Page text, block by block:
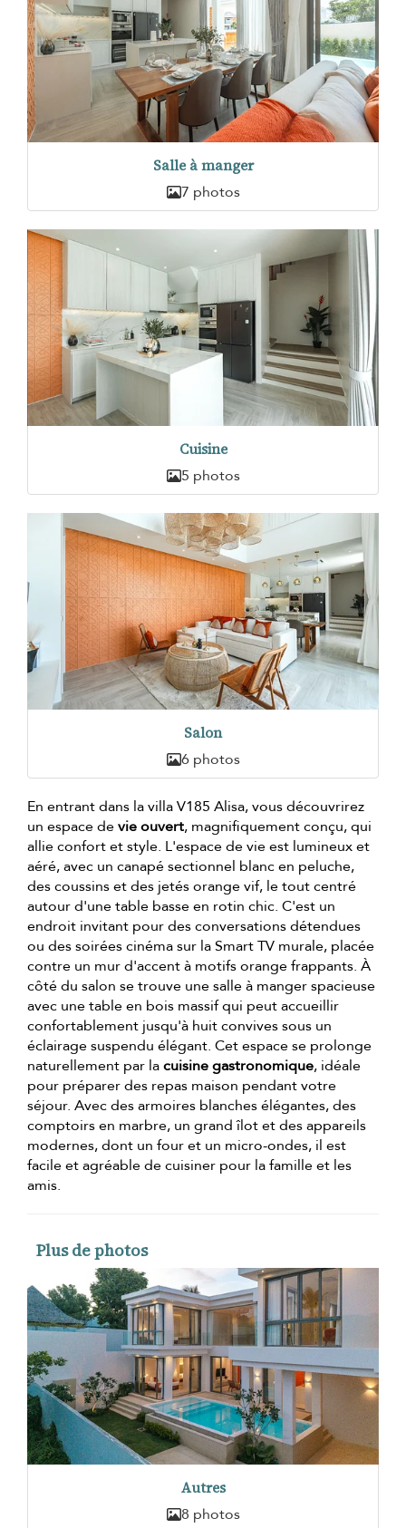
Salle à manger
7 photos
Cuisine
5 photos
Salon
6 photos
En entrant dans la villa V185 Alisa, vous découvrirez
un espace devie ouvert, magnifiquement conçu, qui
allie confort et style. L'espace de vie est lumineux et
aéré, avec un canapé sectionnel blanc en peluche,
des coussins et des jetés orange vif, le tout centré
autour d'une table basse en rotin chic. C'est un
endroit invitant pour des conversations détendues
ou des soirées cinéma sur la Smart TV murale, placée
contre un mur d'accent à motifs orange frappants. À
côté du salon se trouve une salle à manger spacieuse
avec une table en bois massif qui peut accueillir
confortablement jusqu'à huit convives sous un
éclairage suspendu élégant. Cet espace se prolonge
naturellement par lacuisine gastronomique, idéale
pour préparer des repas maison pendant votre
séjour. Avec des armoires blanches élégantes, des
comptoirs en marbre, un grand îlot et des appareils
modernes, dont un four et un micro-ondes, il est
facile et agréable de cuisiner pour la famille et les
amis.
Plus de photos
Autres
8 photos